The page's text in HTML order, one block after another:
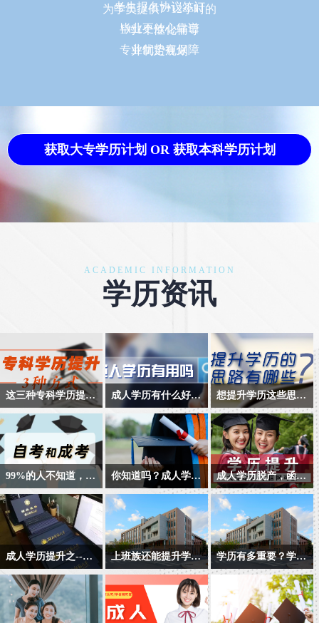
这三种专科学历提升的方式，你知道吗？
专科学历提升方式有哪
些？都有哪些特点？我
国现行的国民教育体系
中，国家承认学信网可
制普通高等教育之外，
还有四个类型：依次为
自学考试、网络教育、
电大开放教育、成人高
考。
成人学历有什么好处？
很多人在脱离学校生活
之后，尤其是工作之后
才感觉到学历的重要
性，想要通过成人教育
的方式提升学历。那么
成人学历真的有用吗？
想提升学历这些思路你知道吗？
提升学历很重要，如何
让自己的学历得到认
可，想要提升学历，现
在把目标分解成以下三
点：
99%的人不知道，原来自考本科和成人高考的区别是这样的...
首先自考和成考的区别
是什么呢？就是考试的
难易度，自考本科的难
度是仅次于高考，而成
人高考的难度是仅次于
自考本科的。自考本科
要考10多门科目甚至是
上达20门，才能是申请
你知道吗？成人学历教育与非学历教育区别在哪里？
很多人在脱离学校生活
之后，尤其是工作之后
感到竞争激烈，压力尤
为明显，而选择学历教
育与非学历教育是比较
平常的晋升自我的方
式。
成人学历脱产，函授、业余分别是什么意思呢？
成人高考属国民教育系
列，列入国家招生计
划，国家承认学历，参
加招生全国统一考试，
各省、自治区统一组织
录取。考试分高中起点
升成教专科(简称高起
专)、高中起点升成教本
成人学历提升之--网络教育招生问答篇
网络教育是成人学历提
升随着信息社会发展应
运而生的新的教育形
上班族还能提升学历吗？专升本和高升本有哪些方式呢？
上班族还能提升学历
吗？专升本和高升本有
哪些方式呢？
学历有多重要？学历提升的重要性到底体现在哪里？
我们可以等待机会，但
不能因学历低而选择忍
耐，机会随时会到来，
学历资讯
ACADEMIC INFORMATION
考生报名协议签订
毕业更放心靠谱
专业优势有保障
获取大专学历计划 OR 获取本科学历计划
为学员提供7*12小时的
1对1个性化辅导
并制定规划